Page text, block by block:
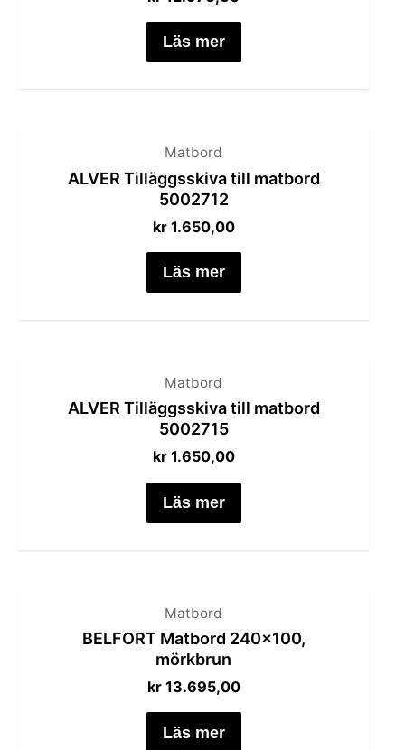
Läs mer
Matbord
ALVER Tilläggsskiva till matbord
5002712
kr1.650,00
Läs mer
Matbord
ALVER Tilläggsskiva till matbord
5002715
kr1.650,00
Läs mer
Matbord
BELFORT Matbord 240×100,
mörkbrun
kr13.695,00
Läs mer